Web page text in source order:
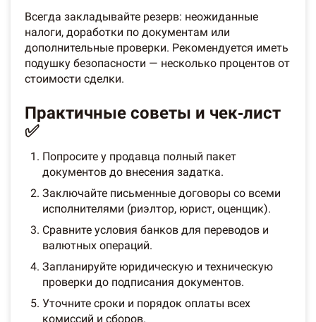
Всегда закладывайте резерв: неожиданные
налоги, доработки по документам или
дополнительные проверки. Рекомендуется иметь
подушку безопасности — несколько процентов от
стоимости сделки.
Практичные советы и чек‑лист
✅
Попросите у продавца полный пакет
документов до внесения задатка.
Заключайте письменные договоры со всеми
исполнителями (риэлтор, юрист, оценщик).
Сравните условия банков для переводов и
валютных операций.
Запланируйте юридическую и техническую
проверки до подписания документов.
Уточните сроки и порядок оплаты всех
комиссий и сборов.